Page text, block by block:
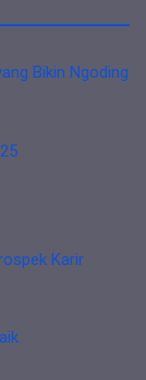
Bikin Ngoding
Karir